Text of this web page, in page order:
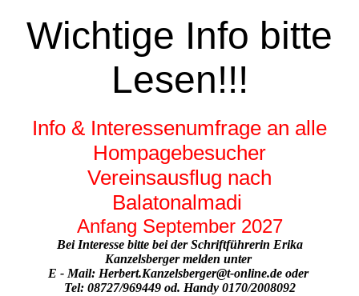
Wichtige Info bitte
Lesen!!!
Info & Interessenumfrage an alle
Hompagebesucher
Vereinsausflug nach
Balatonalmadi
Anfang September 2027
Bei Interesse bitte bei der Schriftführerin Erika
Kanzelsberger melden unter
E - Mail: Herbert.Kanzelsberger@t-online.de oder
Tel: 08727/969449 od. Handy 0170/2008092